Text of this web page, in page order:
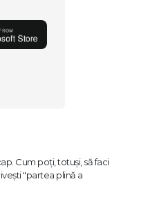
Cum poți, totuși, să faci
"partea plină a